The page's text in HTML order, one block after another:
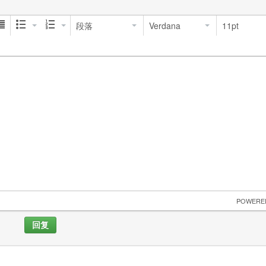
段落 Verdana 11pt
回复